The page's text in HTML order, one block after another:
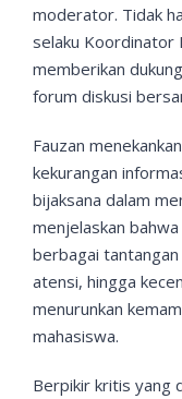
moderator. Tidak
selaku Koordinator
memberikan
forum diskusi
Fauzan
kekurangan
bijaksana dalam
menjelaskan
berbagai
atensi, hingga
menurunkan
mahasiswa.
Berpikir kritis yang